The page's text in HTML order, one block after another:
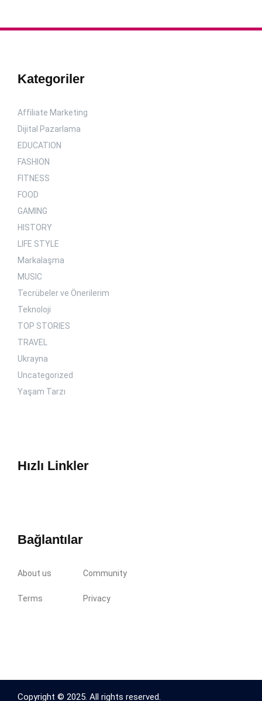
Kategoriler
Affiliate Marketing
Dijital Pazarlama
EDUCATION
FASHION
FITNESS
FOOD
GAMING
HISTORY
LIFE STYLE
Markalaşma
MUSIC
Tecrübeler ve Önerilerim
Teknoloji
TOP STORIES
TRAVEL
Ukrayna
Uncategorized
Yaşam Tarzı
Hızlı Linkler
Bağlantılar
About us Community
Terms Privacy
Copyright © 2025. All rights reserved.